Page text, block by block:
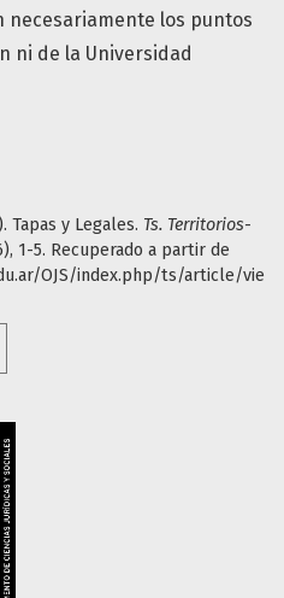
Tapas y Legales. Ts. Territorios-
1-5. Recuperado a partir de
OJS/index.php/ts/article/vie
necesariamente los puntos
ni de la Universidad